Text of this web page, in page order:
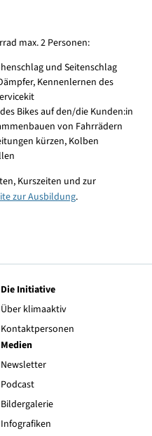
max. 2 Personen:
und Seitenschlag
Kennenlernen des
Bikes auf den/die Kunden:in
von Fahrrädern
kürzen, Kolben
Kurszeiten und zur
zur Ausbildung.
Die Initiative
Über klimaaktiv
Kontaktpersonen
Medien
Newsletter
Podcast
Bildergalerie
Infografiken